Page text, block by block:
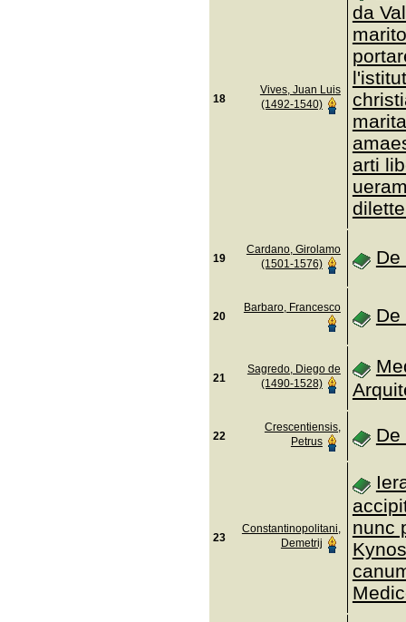
18
Vives, Juan Luis
(1492-1540)
da
arti
19
Cardano, Girolamo
(1501-1576)
De
20
Barbaro, Francesco De
21
Sagredo, Diego de
(1490-1528)
22
Crescentiensis,
Petrus
De
23
Constantinopolitani,
Demetrij
nunc